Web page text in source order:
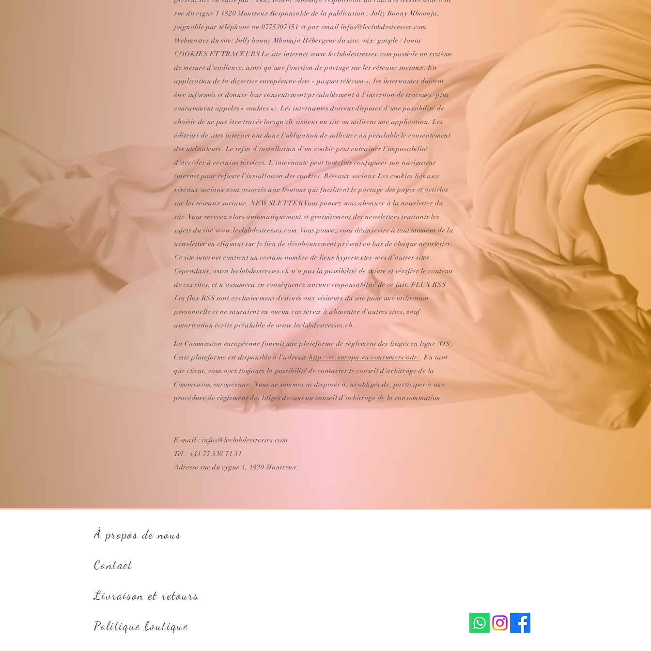
rue du cygne 1 1820 Montreux Responsable de la publication : Jully Bonny Mbounja,
joignable par téléphone au 0775307151 et par email infos@leclubdestresses.com
Webmaster du site: Jully bonny Mbounja Hébergeur du site: wix/ google / Ionos
COOKIES ET TRACEURS Le site internet www.leclubdestresses.com possède un système
de mesure d'audience, ainsi qu'une fonction de partage sur les réseaux sociaux. En
application de la directive européenne dite « paquet télécom », les internautes doivent
être informés et donner leur consentement préalablement à l'insertion de traceurs (plus
couramment appelés « cookies »). Les internautes doivent disposer d'une possibilité de
choisir de ne pas être tracés lorsqu'ils visitent un site ou utilisent une application. Les
éditeurs de sites internet ont donc l'obligation de solliciter au préalable le consentement
des utilisateurs. Le refus d'installation d'un cookie peut entraîner l'impossibilité
d'accéder à certains services. L'internaute peut toutefois configurer son navigateur
internet pour refuser l'installation des cookies. Réseaux sociaux Les cookies liés aux
réseaux sociaux sont associés aux boutons qui facilitent le partage des pages et articles
sur les réseaux sociaux. NEWSLETTER Vous pouvez vous abonner à la newsletter du
site. Vous recevez alors automatiquement et gratuitement des newsletters traitants les
sujets du site www.leclubdestresses.com. Vous pouvez vous désinscrire à tout moment de la
newsletter en cliquant sur le lien de désabonnement présent en bas de chaque newsletter.
Ce site internet contient un certain nombre de liens hypertextes vers d'autres sites.
Cependant, www.leclubdestresses.ch n'a pas la possibilité de suivre et vérifier le contenu
de ces sites, et n'assumera en conséquence aucune responsabilité de ce fait. FLUX RSS
Les flux RSS sont exclusivement destinés aux visiteurs du site pour une utilisation
personnelle et ne sauraient en aucun cas servir à alimenter d'autres sites, sauf
autorisation écrite préalable dewww.leclubdestresses.ch.
La Commission européenne fournit une plateforme de règlement des litiges en ligne (OS).
Cette plateforme est disponible à l'adresse http://ec.europa.eu/consumers/odr/. En tant
que client, vous avez toujours la possibilité de contacter le conseil d'arbitrage de la
Commission européenne. Nous ne sommes ni disposés à, ni obligés de, participer à une
procédure de règlement des litiges devant un conseil d'arbitrage de la consommation.
E-mail :infos@leclubdestresses.com
Tél : +41 77 530 71 51
Adresse rue du cygne 1, 1820 Montreux:
À propos de nous
Contact
Livraison et retours
Politique boutique